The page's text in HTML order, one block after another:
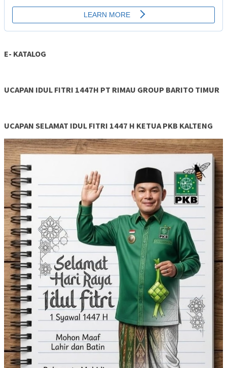
E- KATALOG
UCAPAN IDUL FITRI 1447H PT RIMAU GROUP BARITO TIMUR
UCAPAN SELAMAT IDUL FITRI 1447 H KETUA PKB KALTENG